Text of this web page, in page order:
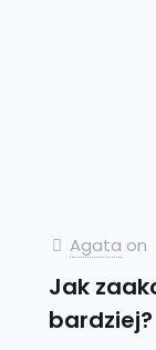
Agata on
Jak
bardziej?